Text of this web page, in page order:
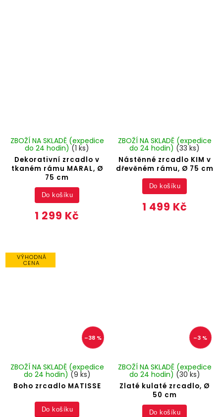
Dekorativní zrcadlo v
tkaném rámu MARAL, Ø
75 cm
ZBOŽÍ NA SKLADĚ (expedice
do 24 hodin) (1 ks)
1 299 Kč
Do košíku
Nástěnné zrcadlo KIM v
dřevěném rámu, Ø 75 cm
ZBOŽÍ NA SKLADĚ (expedice
do 24 hodin) (33 ks)
1 499 Kč
Do košíku
VÝHODNÁ
CENA
–38 %
Boho zrcadlo MATISSE
ZBOŽÍ NA SKLADĚ (expedice
do 24 hodin) (9 ks)
Do košíku
–3 %
Zlaté kulaté zrcadlo, Ø
50 cm
ZBOŽÍ NA SKLADĚ (expedice
do 24 hodin) (30 ks)
Do košíku